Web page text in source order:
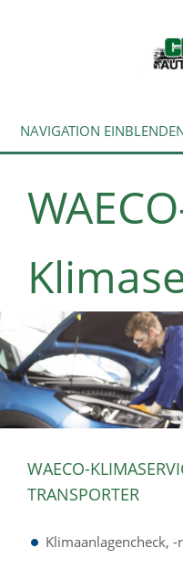
NAVIGATION
WAECO-
TRANSPORTER
Klimaanlagencheck,